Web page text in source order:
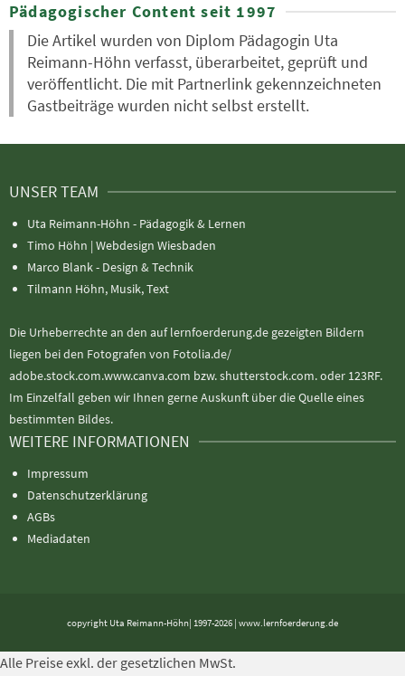
Pädagogischer Content seit 1997
Die Artikel wurden von Diplom Pädagogin Uta
Reimann-Höhn verfasst, überarbeitet, geprüft und
veröffentlicht. Die mit Partnerlink gekennzeichneten
Gastbeiträge wurden nicht selbst erstellt.
UNSER TEAM
Uta Reimann-Höhn - Pädagogik & Lernen
Timo Höhn | Webdesign Wiesbaden
Marco Blank - Design & Technik
Tilmann Höhn, Musik, Text
Die Urheberrechte an den auf lernfoerderung.de gezeigten Bildern
liegen bei den Fotografen von Fotolia.de/
adobe.stock.com.www.canva.com bzw. shutterstock.com. oder 123RF.
Im Einzelfall geben wir Ihnen gerne Auskunft über die Quelle eines
bestimmten Bildes.
WEITERE INFORMATIONEN
Impressum
Datenschutzerklärung
AGBs
Mediadaten
copyright Uta Reimann-Höhn| 1997-2026 | www.lernfoerderung.de
Alle Preise exkl. der gesetzlichen MwSt.